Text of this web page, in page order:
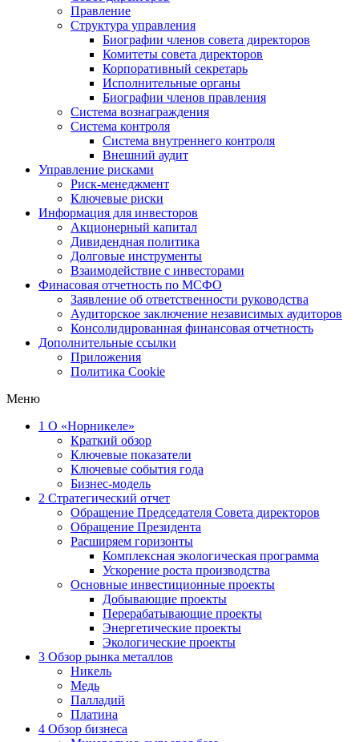
Правление
Структура управления
Биографии членов совета директоров
Комитеты совета директоров
Корпоративный секретарь
Исполнительные органы
Биографии членов правления
Система вознаграждения
Система контроля
Система внутреннего контроля
Внешний аудит
Управление рисками
Риск-менеджмент
Ключевые риски
Информация для инвесторов
Акционерный капитал
Дивидендная политика
Долговые инструменты
Взаимодействие с инвеcторами
Финасовая отчетность по МСФО
Заявление об ответственности руководства
Аудиторское заключение независимых аудиторов
Консолидированная финансовая отчетность
Дополнительные ссылки
Приложения
Политика Cookie
Меню
1 О «Норникеле»
Краткий обзор
Ключевые показатели
Ключевые события года
Бизнес-модель
2 Стратегический отчет
Обращение Председателя Совета директоров
Обращение Президента
Расширяем горизонты
Комплексная экологическая программа
Ускорение роста производства
Основные инвестиционные проекты
Добывающие проекты
Перерабатывающие проекты
Энергетические проекты
Экологические проекты
3 Обзор рынка металлов
Никель
Медь
Палладий
Платина
4 Обзор бизнеса